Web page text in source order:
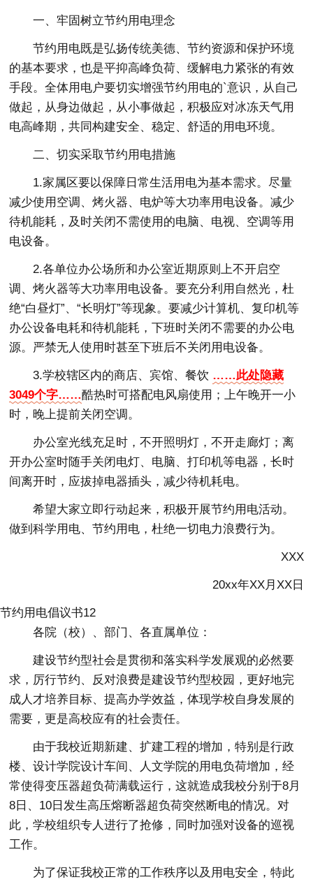
一、牢固树立节约用电理念
节约用电既是弘扬传统美德、节约资源和保护环境
的基本要求，也是平抑高峰负荷、缓解电力紧张的有效
手段。全体用电户要切实增强节约用电的`意识，从自己
做起，从身边做起，从小事做起，积极应对冰冻天气用
电高峰期，共同构建安全、稳定、舒适的用电环境。
二、切实采取节约用电措施
1.家属区要以保障日常生活用电为基本需求。尽量
减少使用空调、烤火器、电炉等大功率用电设备。减少
待机能耗，及时关闭不需使用的电脑、电视、空调等用
电设备。
2.各单位办公场所和办公室近期原则上不开启空
调、烤火器等大功率用电设备。要充分利用自然光，杜
绝“白昼灯”、“长明灯”等现象。要减少计算机、复印机等
办公设备电耗和待机能耗，下班时关闭不需要的办公电
源。严禁无人使用时甚至下班后不关闭用电设备。
3.学校辖区内的商店、宾馆、餐饮 ……此处隐藏
3049个字……酷热时可搭配电风扇使用；上午晚开一小
时，晚上提前关闭空调。
办公室光线充足时，不开照明灯，不开走廊灯；离
开办公室时随手关闭电灯、电脑、打印机等电器，长时
间离开时，应拔掉电器插头，减少待机耗电。
希望大家立即行动起来，积极开展节约用电活动。
做到科学用电、节约用电，杜绝一切电力浪费行为。
XXX
20xx年XX月XX日
节约用电倡议书12
各院（校）、部门、各直属单位：
建设节约型社会是贯彻和落实科学发展观的必然要
求，厉行节约、反对浪费是建设节约型校园，更好地完
成人才培养目标、提高办学效益，体现学校自身发展的
需要，更是高校应有的社会责任。
由于我校近期新建、扩建工程的增加，特别是行政
楼、设计学院设计车间、人文学院的用电负荷增加，经
常使得变压器超负荷满载运行，这就造成我校分别于8月
8日、10日发生高压熔断器超负荷突然断电的情况。对
此，学校组织专人进行了抢修，同时加强对设备的巡视
工作。
为了保证我校正常的工作秩序以及用电安全，特此